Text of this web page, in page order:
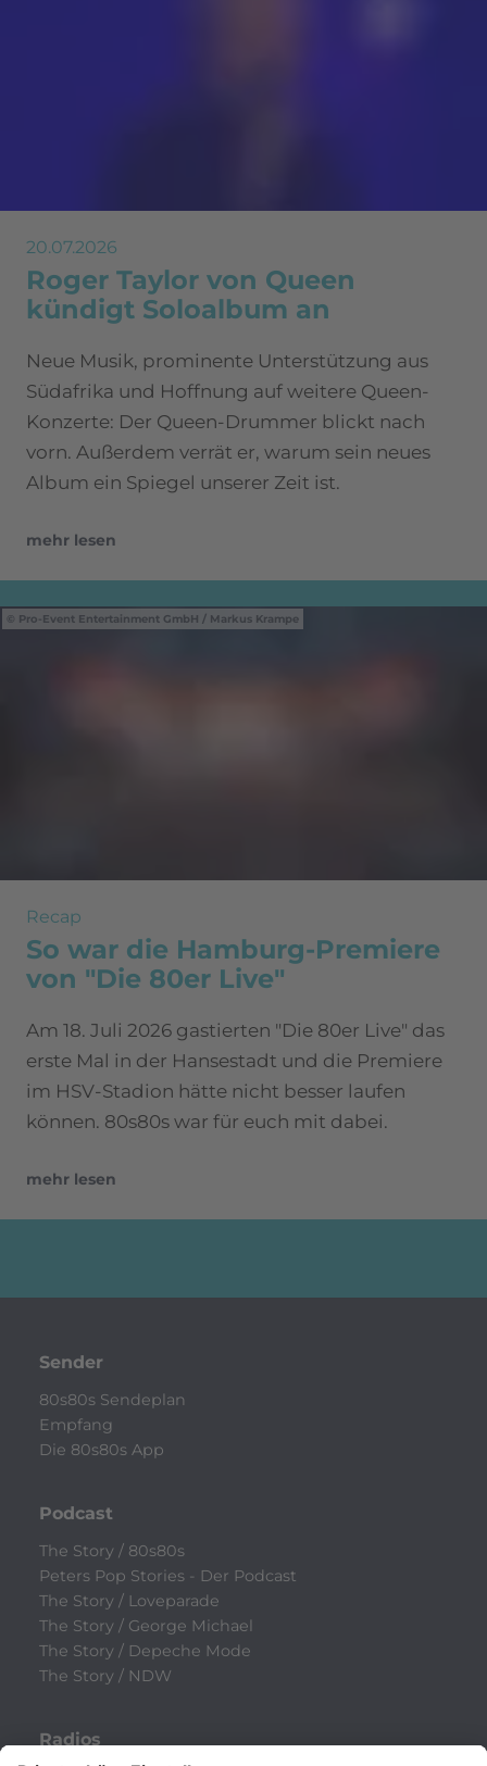
20.07.2026
Roger Taylor von Queen
kündigt Soloalbum an
Neue Musik, prominente Unterstützung aus
Südafrika und Hoffnung auf weitere Queen-
Konzerte: Der Queen-Drummer blickt nach
vorn. Außerdem verrät er, warum sein neues
Album ein Spiegel unserer Zeit ist.
mehr lesen
Pro-Event Entertainment GmbH / Markus Krampe
Recap
So war die Hamburg-Premiere
von "Die 80er Live"
Am 18. Juli 2026 gastierten "Die 80er Live" das
erste Mal in der Hansestadt und die Premiere
im HSV-Stadion hätte nicht besser laufen
können. 80s80s war für euch mit dabei.
mehr lesen
Sender
80s80s Sendeplan
Empfang
Die 80s80s App
Podcast
The Story / 80s80s
Peters Pop Stories - Der Podcast
The Story / Loveparade
The Story / George Michael
The Story / Depeche Mode
The Story / NDW
Radios